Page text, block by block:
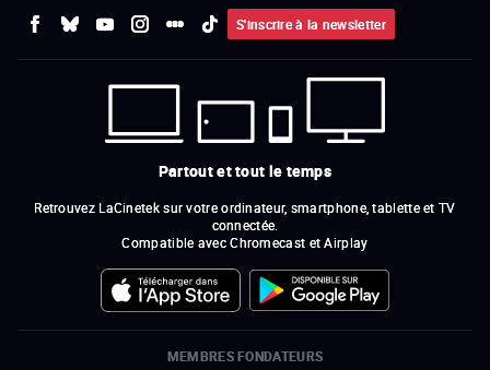
S'inscrire à la newsletter
Partout et tout le temps
Retrouvez LaCinetek sur votre ordinateur, smartphone, tablette et TV
connectée.
Compatible avec Chromecast et Airplay
MEMBRES FONDATEURS